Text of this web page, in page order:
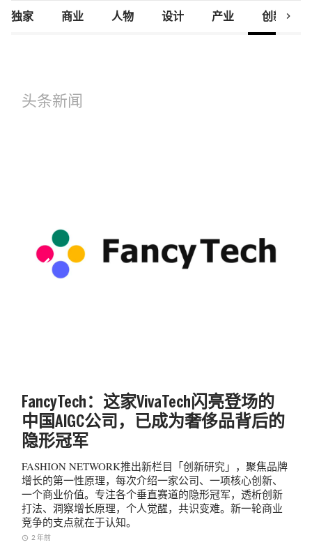
独家 商业 人物 设计 产业 创新研究
chevron_right
头条新闻
keyboard_arrow_left
FancyTech：这家VivaTech闪亮登场的
中国AIGC公司，已成为奢侈品背后的
隐形冠军
FASHION NETWORK推出新栏目「创新研究」，聚焦品牌
增长的第一性原理，每次介绍一家公司、一项核心创新、
一个商业价值。专注各个垂直赛道的隐形冠军，透析创新
打法、洞察增长原理，个人觉醒，共识变难。新一轮商业
竞争的支点就在于认知。
access_time 2 年前